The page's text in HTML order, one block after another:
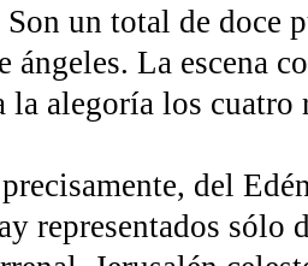
un total de doce
ángeles. La escena
la alegoría los cuatro
del
representados sólo